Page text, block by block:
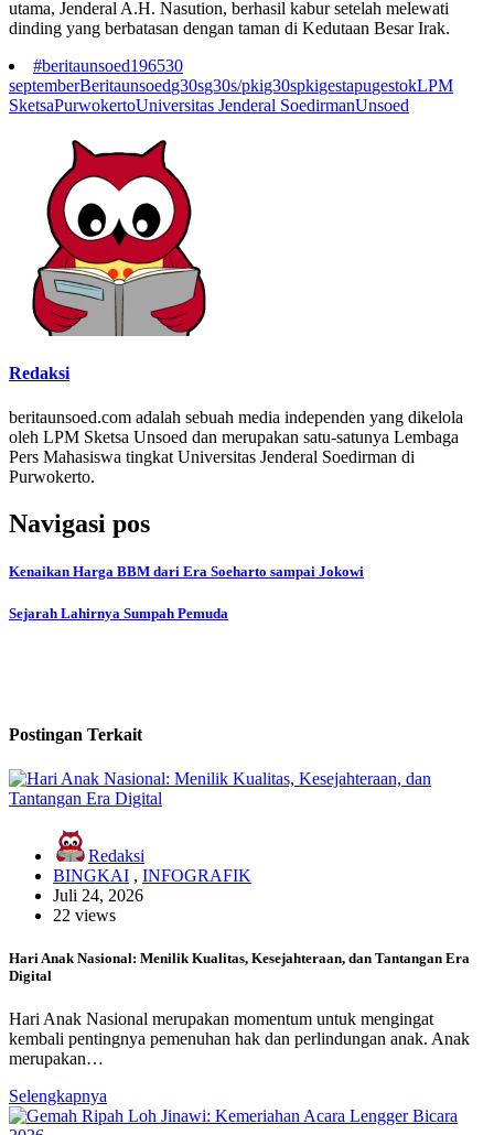
utama, Jenderal A.H. Nasution, berhasil kabur setelah melewati
dinding yang berbatasan dengan taman di Kedutaan Besar Irak.
#beritaunsoed196530
septemberBeritaunsoedg30sg30s/pkig30spkigestapugestokLPM
SketsaPurwokertoUniversitas Jenderal SoedirmanUnsoed
Redaksi
beritaunsoed.com adalah sebuah media independen yang dikelola
oleh LPM Sketsa Unsoed dan merupakan satu-satunya Lembaga
Pers Mahasiswa tingkat Universitas Jenderal Soedirman di
Purwokerto.
Navigasi pos
Kenaikan Harga BBM dari Era Soeharto sampai Jokowi
Sejarah Lahirnya Sumpah Pemuda
Postingan Terkait
Redaksi
BINGKAI , INFOGRAFIK
Juli 24, 2026
22 views
Hari Anak Nasional: Menilik Kualitas, Kesejahteraan, dan Tantangan Era
Digital
Hari Anak Nasional merupakan momentum untuk mengingat
kembali pentingnya pemenuhan hak dan perlindungan anak. Anak
merupakan…
Selengkapnya